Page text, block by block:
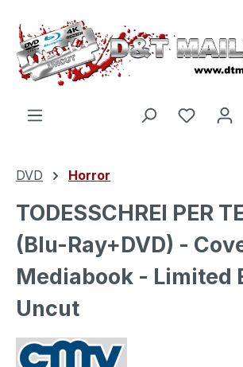
Zum Hauptinhalt springen
Du
DVD Horror
TODESSCHREI PER
(Blu-Ray+DVD) -
Mediabook - Limited
Uncut